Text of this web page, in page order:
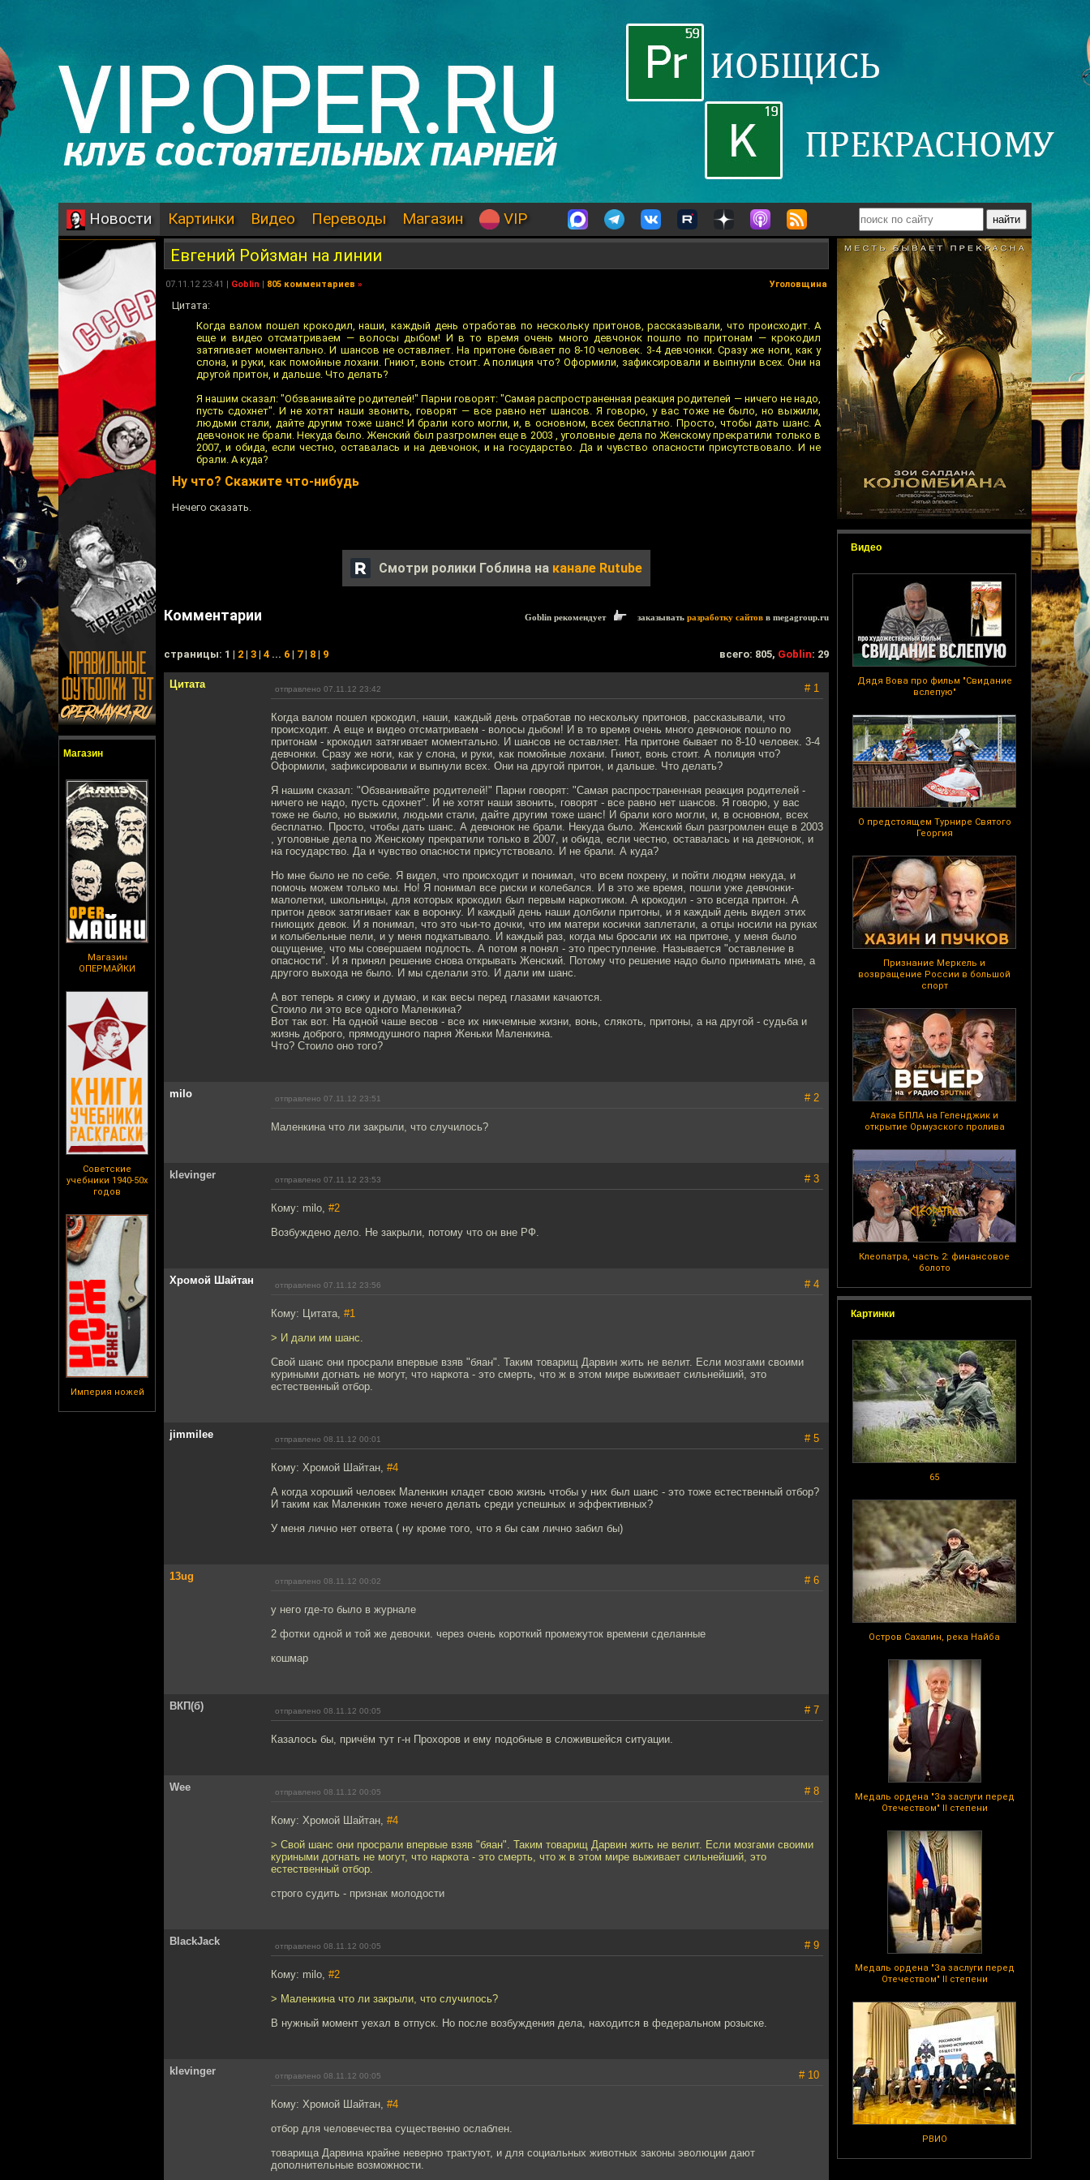
Новости Картинки Видео Переводы Магазин VIP
Магазин
Магазин
ОПЕРМАЙКИ
Советские
учебники 1940-50х
годов
Империя ножей
Видео
Дядя Вова про фильм "Свидание
вслепую"
О предстоящем Турнире Святого
Георгия
Признание Меркель и
возвращение России в большой
спорт
Атака БПЛА на Геленджик и
открытие Ормузского пролива
Клеопатра, часть 2: финансовое
болото
Картинки
65
Остров Сахалин, река Найба
Медаль ордена "За заслуги перед
Отечеством" II степени
Медаль ордена "За заслуги перед
Отечеством" II степени
РВИО
Евгений Ройзман на линии
07.11.12 23:41 | Goblin | 805 комментариев » Уголовщина
Цитата:
Когда валом пошел крокодил, наши, каждый день отработав по нескольку притонов, рассказывали, что происходит. А
еще и видео отсматриваем — волосы дыбом! И в то время очень много девчонок пошло по притонам — крокодил
затягивает моментально. И шансов не оставляет. На притоне бывает по 8-10 человек. 3-4 девчонки. Сразу же ноги, как у
слона, и руки, как помойные лохани. Гниют, вонь стоит. А полиция что? Оформили, зафиксировали и выпнули всех. Они на
другой притон, и дальше. Что делать?
Я нашим сказал: "Обзванивайте родителей!" Парни говорят: "Самая распространенная реакция родителей — ничего не надо,
пусть сдохнет". И не хотят наши звонить, говорят — все равно нет шансов. Я говорю, у вас тоже не было, но выжили,
людьми стали, дайте другим тоже шанс! И брали кого могли, и, в основном, всех бесплатно. Просто, чтобы дать шанс. А
девчонок не брали. Некуда было. Женский был разгромлен еще в 2003 , уголовные дела по Женскому прекратили только в
2007, и обида, если честно, оставалась и на девчонок, и на государство. Да и чувство опасности присутствовало. И не
брали. А куда?
Ну что? Скажите что-нибудь
Нечего сказать.
Смотри ролики Гоблина на канале Rutube
Комментарии Goblin рекомендует заказывать разработку сайтов в megagroup.ru
cтраницы: 1 | 2 | 3 | 4 ... 6 | 7| 8 | 9 всего: 805, Goblin: 29
Цитата отправлено 07.11.12 23:42 # 1
Когда валом пошел крокодил, наши, каждый день отработав по нескольку притонов, рассказывали, что
происходит. А еще и видео отсматриваем - волосы дыбом! И в то время очень много девчонок пошло по
притонам - крокодил затягивает моментально. И шансов не оставляет. На притоне бывает по 8-10 человек. 3-4
девчонки. Сразу же ноги, как у слона, и руки, как помойные лохани. Гниют, вонь стоит. А полиция что?
Оформили, зафиксировали и выпнули всех. Они на другой притон, и дальше. Что делать?
Я нашим сказал: "Обзванивайте родителей!" Парни говорят: "Самая распространенная реакция родителей -
ничего не надо, пусть сдохнет". И не хотят наши звонить, говорят - все равно нет шансов. Я говорю, у вас
тоже не было, но выжили, людьми стали, дайте другим тоже шанс! И брали кого могли, и, в основном, всех
бесплатно. Просто, чтобы дать шанс. А девчонок не брали. Некуда было. Женский был разгромлен еще в 2003
, уголовные дела по Женскому прекратили только в 2007, и обида, если честно, оставалась и на девчонок, и
на государство. Да и чувство опасности присутствовало. И не брали. А куда?
Но мне было не по себе. Я видел, что происходит и понимал, что всем похрену, и пойти людям некуда, и
помочь можем только мы. Но! Я понимал все риски и колебался. И в это же время, пошли уже девчонки-
малолетки, школьницы, для которых крокодил был первым наркотиком. А крокодил - это всегда притон. А
притон девок затягивает как в воронку. И каждый день наши долбили притоны, и я каждый день видел этих
гниющих девок. И я понимал, что это чьи-то дочки, что им матери косички заплетали, а отцы носили на руках
и колыбельные пели, и у меня подкатывало. И каждый раз, когда мы бросали их на притоне, у меня было
ощущение, что мы совершаем подлость. А потом я понял - это преступление. Называется "оставление в
опасности". И я принял решение снова открывать Женский. Потому что решение надо было принимать мне, а
другого выхода не было. И мы сделали это. И дали им шанс.
А вот теперь я сижу и думаю, и как весы перед глазами качаются.
Стоило ли это все одного Маленкина?
Вот так вот. На одной чаше весов - все их никчемные жизни, вонь, слякоть, притоны, а на другой - судьба и
жизнь доброго, прямодушного парня Женьки Маленкина.
Что? Стоило оно того?
milo отправлено 07.11.12 23:51 # 2
Маленкина что ли закрыли, что случилось?
klevinger отправлено 07.11.12 23:53 # 3
Кому: milo, #2
Возбуждено дело. Не закрыли, потому что он вне РФ.
Хромой Шайтан отправлено 07.11.12 23:56 # 4
Кому: Цитата, #1
> И дали им шанс.
Свой шанс они просрали впервые взяв "бяан". Таким товарищ Дарвин жить не велит. Если мозгами своими
куриными догнать не могут, что наркота - это смерть, что ж в этом мире выживает сильнейший, это
естественный отбор.
jimmilee отправлено 08.11.12 00:01 # 5
Кому: Хромой Шайтан, #4
А когда хороший человек Маленкин кладет свою жизнь чтобы у них был шанс - это тоже естественный отбор?
И таким как Маленкин тоже нечего делать среди успешных и эффективных?
У меня лично нет ответа ( ну кроме того, что я бы сам лично забил бы)
13ug отправлено 08.11.12 00:02 # 6
у него где-то было в журнале
2 фотки одной и той же девочки. через очень короткий промежуток времени сделанные
кошмар
ВКП(б) отправлено 08.11.12 00:05 # 7
Казалось бы, причём тут г-н Прохоров и ему подобные в сложившейся ситуации.
Wee отправлено 08.11.12 00:05 # 8
Кому: Хромой Шайтан, #4
> Свой шанс они просрали впервые взяв "бяан". Таким товарищ Дарвин жить не велит. Если мозгами своими
куриными догнать не могут, что наркота - это смерть, что ж в этом мире выживает сильнейший, это
естественный отбор.
строго судить - признак молодости
BlackJack отправлено 08.11.12 00:05 # 9
Кому: milo, #2
> Маленкина что ли закрыли, что случилось?
В нужный момент уехал в отпуск. Но после возбуждения дела, находится в федеральном розыске.
klevinger отправлено 08.11.12 00:05 # 10
Кому: Хромой Шайтан, #4
отбор для человечества существенно ослаблен.
товарища Дарвина крайне неверно трактуют, и для социальных животных законы эволюции дают
дополнительные возможности.